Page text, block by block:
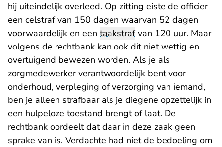
hij uiteindelijk overleed. Op zitting eiste de officier
een celstraf van 150 dagen waarvan 52 dagen
voorwaardelijk en een taakstrafvan 120 uur. Maar
volgens de rechtbank kan ook dit niet wettig en
overtuigend bewezen worden. Als je als
zorgmedewerker verantwoordelijk bent voor
onderhoud, verpleging of verzorging van iemand,
ben je alleen strafbaar als je diegene opzettelijk in
een hulpeloze toestand brengt of laat. De
rechtbank oordeelt dat daar in deze zaak geen
sprake van is. Verdachte had niet de bedoeling om